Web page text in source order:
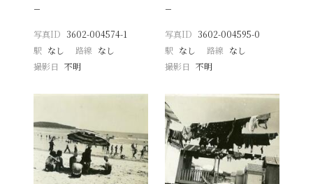
−
写真ID 3602-004574-1
駅 なし 路線 なし
撮影日
不明
−
写真ID 3602-004595-0
駅 なし 路線 なし
撮影日 不明